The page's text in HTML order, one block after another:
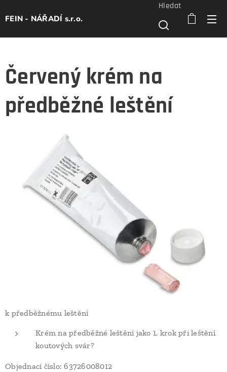
FEIN - NÁŘADÍ s.r.o.
Hledat
Červený krém na
předběžné leštění
k předběžnému leštění
Krém na předběžné leštění jako 1. krok při leštění
koutových svár?
Objednací číslo: 63726008012